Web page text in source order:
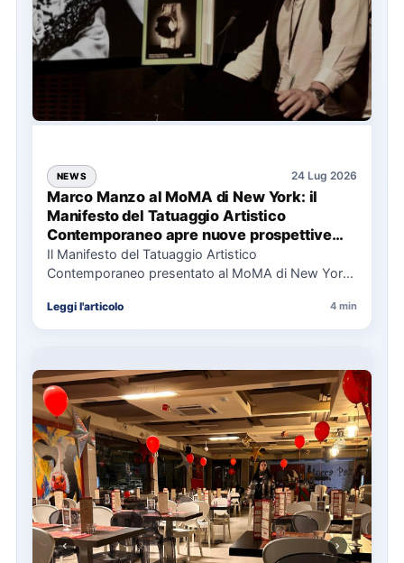
NEWS 24 Lug 2026
Marco Manzo al MoMA di New York: il
Manifesto del Tatuaggio Artistico
Contemporaneo apre nuove prospettive
per il collezionismo
Il Manifesto del Tatuaggio Artistico
Contemporaneo presentato al MoMA di New York
Leggi l'articolo 4 min